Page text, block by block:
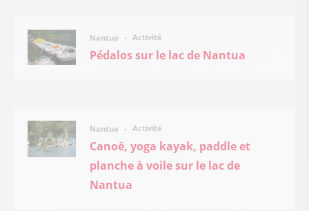
Nantua Activité
Pédalos sur le lac de Nantua
Nantua Activité
Canoë, yoga kayak, paddle et
planche à voile sur le lac de
Nantua